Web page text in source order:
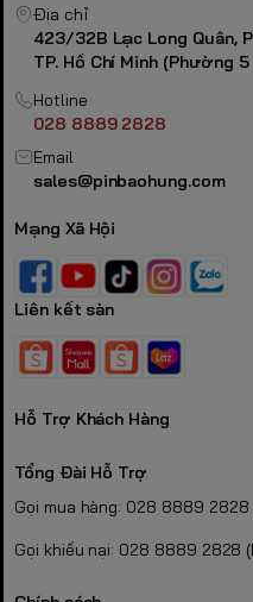
Địa chỉ
423/32B Lạc Long Quân,
TP. Hồ Chí Minh (Phường 5
Hotline
028 8889 2828
Email
sales@pinbaohung.com
Mạng Xã Hội
Liên kết sàn
Hỗ Trợ Khách Hàng
Tổng Đài Hỗ Trợ
Gọi mua hàng: 028 8889 2828
Gọi khiếu nại: 028 8889 2828